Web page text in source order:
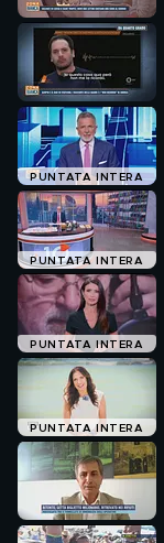
PUNTATA INTERA
PUNTATA INTERA
PUNTATA INTERA
PUNTATA INTERA